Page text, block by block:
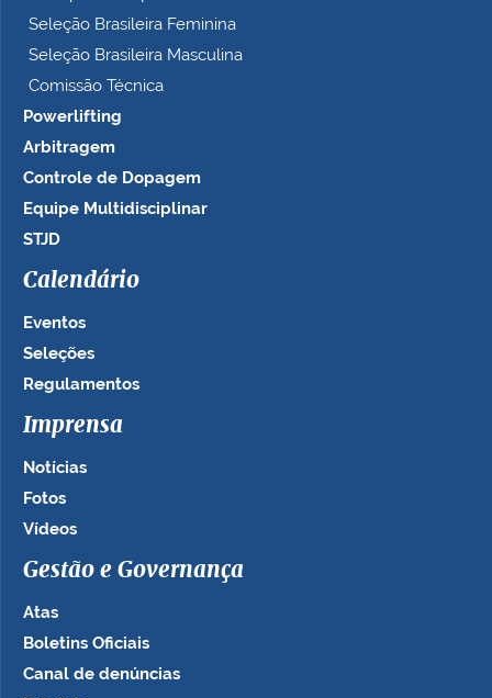
Seleção Brasileira Feminina
Seleção Brasileira Masculina
Comissão Técnica
Powerlifting
Arbitragem
Controle de Dopagem
Equipe Multidisciplinar
STJD
Calendário
Eventos
Seleções
Regulamentos
Imprensa
Notícias
Fotos
Vídeos
Gestão e Governança
Atas
Boletins Oficiais
Canal de denúncias